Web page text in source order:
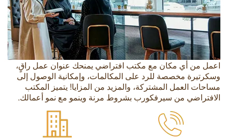
اعمل من أي مكان مع مكتب افتراضي يمنحك عنوان عمل راقٍ،
وسكرتيرة مخصصة للرد على المكالمات، وإمكانية الوصول إلى
مساحات العمل المشتركة، والمزيد من المزايا! يتميز المكتب
الافتراضي من سيرفكورب بشروط مرنة وينمو مع نمو أعمالك.